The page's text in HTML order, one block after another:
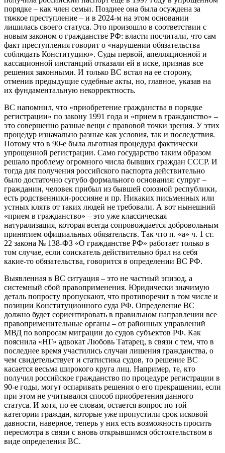
порядке – как член семьи. Позднее она была осуждена за
тяжкое преступление – и в 2024-м на этом основании
лишилась своего статуса. Это произошло в соответствии с
новым законом о гражданстве РФ: власти посчитали, что сам
факт преступления говорит о «нарушении обязательства
соблюдать Конституцию». Суды первой, апелляционной и
кассационной инстанций отказали ей в иске, признав все
решения законными. И только ВС встал на ее сторону,
отменив предыдущие судебные акты, но, главное, указав на
их фундаментальную некорректность.
ВС напомнил, что «приобретение гражданства в порядке
регистрации» по закону 1991 года и «прием в гражданство» –
это совершенно разные вещи с правовой точки зрения. У этих
процедур изначально разные как условия, так и последствия.
Потому что в 90-е была льготная процедура фактически
упрощенной регистрации. Само государство таким образом
решало проблему огромного числа бывших граждан СССР. И
тогда для получения российского паспорта действительно
было достаточно сугубо формального основания: супруг –
гражданин, человек прибыл из бывшей союзной республики,
есть родственники-россияне и пр. Никаких письменных или
устных клятв от таких людей не требовали. А вот нынешний
«прием в гражданство» – это уже классическая
натурализация, которая всегда сопровождается добровольным
принятием официальных обязательств. Так что п. «а» ч. 1 ст.
22 закона № 138-ФЗ «О гражданстве РФ» работает только в
том случае, если соискатель действительно брал на себя
какие-то обязательства, говорится в определении ВС РФ.
Выявленная в ВС ситуация – это не частный эпизод, а
системный сбой правоприменения. Юридически значимую
деталь попросту пропускают, что противоречит в том числе и
позиции Конституционного суда РФ. Определение ВС
должно будет сориентировать в правильном направлении все
правоприменительные органы – от районных управлений
МВД по вопросам миграции до судов субъектов РФ. Как
пояснила «НГ» адвокат Любовь Татарец, в связи с тем, что в
последнее время участились случаи лишения гражданства, о
чем свидетельствует и статистика судов, то решение ВС
касается весьма широкого круга лиц. Например, те, кто
получил российское гражданство по процедуре регистрации в
90-е годы, могут оспаривать решения о его прекращении, если
при этом не учитывался способ приобретения данного
статуса. И хотя, по ее словам, остается вопрос по той
категории граждан, которые уже пропустили срок исковой
давности, наверное, теперь у них есть возможность просить
пересмотра в связи с вновь открывшимся обстоятельством в
виде определения ВС.